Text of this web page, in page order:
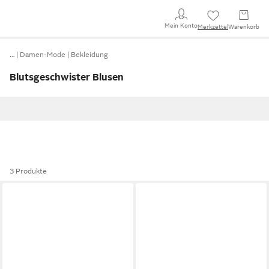
Mein KontoMerkzettel Warenkorb
… Damen-Mode Bekleidung
Blutsgeschwister Blusen
3 Produkte